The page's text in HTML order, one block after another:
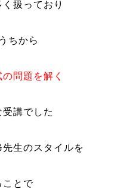
扱っており
ちから
問題を解く
講でした
先生のスタイルを
ことで